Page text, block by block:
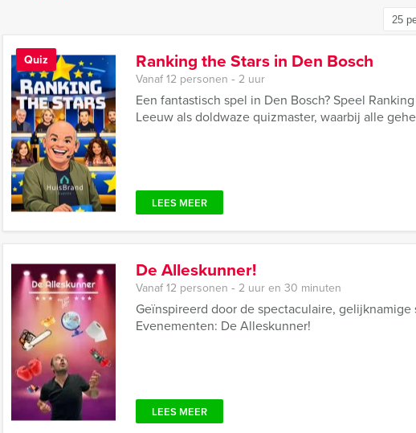
Ranking the Stars in Den Bosch
Quiz
Vanaf 12 personen ‐ 2 uur
Een fantastisch spel in Den Bosch? Speel
Leeuw als doldwaze quizmaster, waarbij alle
LEES MEER
De Alleskunner!
Vanaf 12 personen ‐ 2 uur en 30 minuten
Geïnspireerd door de spectaculaire,
Evenementen: De Alleskunner!
LEES MEER